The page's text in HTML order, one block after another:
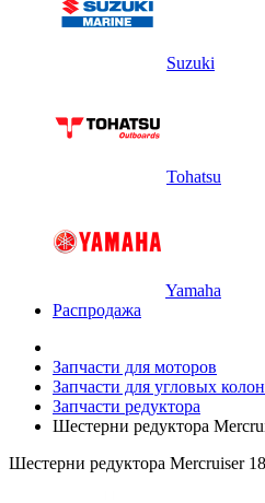
Suzuki
Tohatsu
Yamaha
Распродажа
Запчасти для моторов
Запчасти для угловых
Запчасти редуктора
Шестерни редуктора
Шестерни редуктора Mercruiser